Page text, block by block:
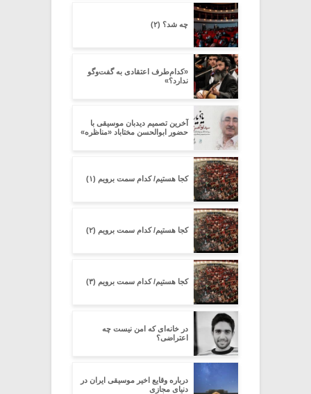
چه شد؟ (۲)
«کدام‌طرف اعتقادی به گفت‌وگو
ندارد؟»
آخرین تصمیم دیدبان موسیقی با
حضور ابوالحسن مختاباد «مناظره»
کجا هستیم/ کدام سمت برویم (۱)
کجا هستیم/ کدام سمت برویم (۲)
کجا هستیم/ کدام سمت برویم (۳)
در خانه‌ای که امن نیست چه
اعتراضی؟
درباره وقایع اخیر موسیقی ایران در
دنیای مجازی